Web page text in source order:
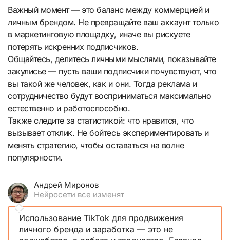
Важный момент — это баланс между коммерцией и
личным брендом. Не превращайте ваш аккаунт только
в маркетинговую площадку, иначе вы рискуете
потерять искренних подписчиков.
Общайтесь, делитесь личными мыслями, показывайте
закулисье — пусть ваши подписчики почувствуют, что
вы такой же человек, как и они. Тогда реклама и
сотрудничество будут восприниматься максимально
естественно и работоспособно.
Также следите за статистикой: что нравится, что
вызывает отклик. Не бойтесь экспериментировать и
менять стратегию, чтобы оставаться на волне
популярности.
Андрей Миронов
Нейросети все изменят
Использование TikTok для продвижения
личного бренда и заработка — это не